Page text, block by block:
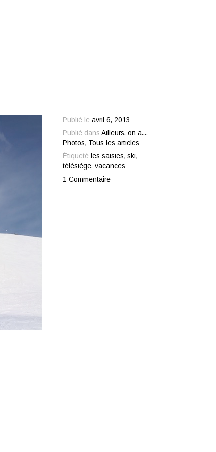
Publié leavril 6, 2013
Publié dansAilleurs, on a...,
Photos, Tous les articles
Étiqueté les saisies,ski,
télésiège,vacances
1 Commentaire